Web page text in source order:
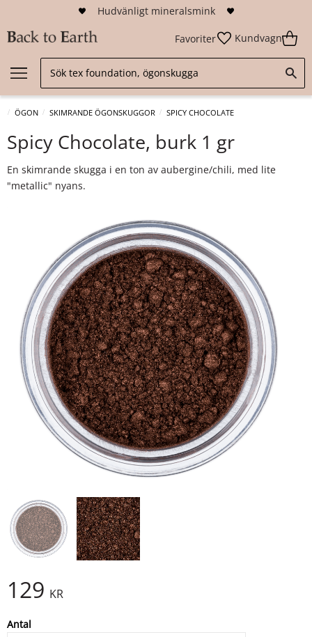
Hudvänligt mineralsmink
Favoriter Kundvagn
ÖGON SKIMRANDE ÖGONSKUGGOR SPICY CHOCOLATE
Spicy Chocolate, burk 1 gr
En skimrande skugga i en ton av aubergine/chili, med lite
"metallic" nyans.
129 KR
Antal